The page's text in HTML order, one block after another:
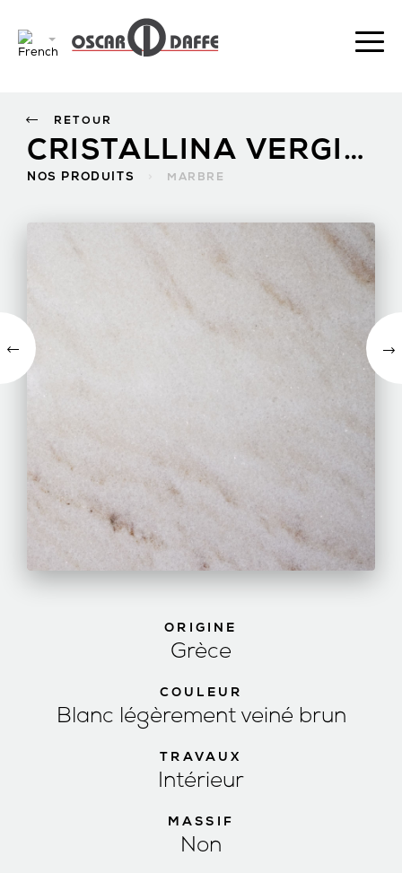
CRISTALLINA VERGINIO
NOS PRODUITS MARBRE
RETOUR
ORIGINE
Grèce
COULEUR
Blanc légèrement veiné brun
TRAVAUX
Intérieur
MASSIF
Non